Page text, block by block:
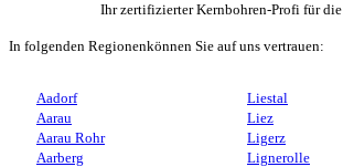
Ihr zertifizierter Kernbohren-Profi für die
In folgenden Regionenkönnen Sie auf uns vertrauen:
Aadorf
Aarau
Aarau Rohr
Aarberg
Liestal
Liez
Ligerz
Lignerolle